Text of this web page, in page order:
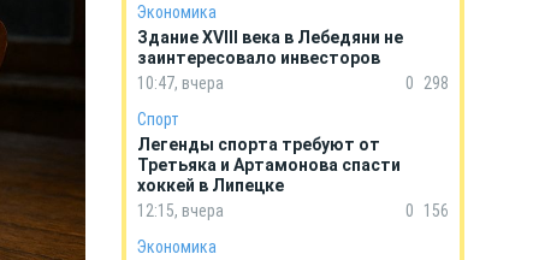
Экономика
Здание XVIII века в Лебедяни не
заинтересовало инвесторов
10:47, вчера
0
298
Спорт
Легенды спорта требуют от
Третьяка и Артамонова спасти
хоккей в Липецке
12:15, вчера
0
156
Экономика